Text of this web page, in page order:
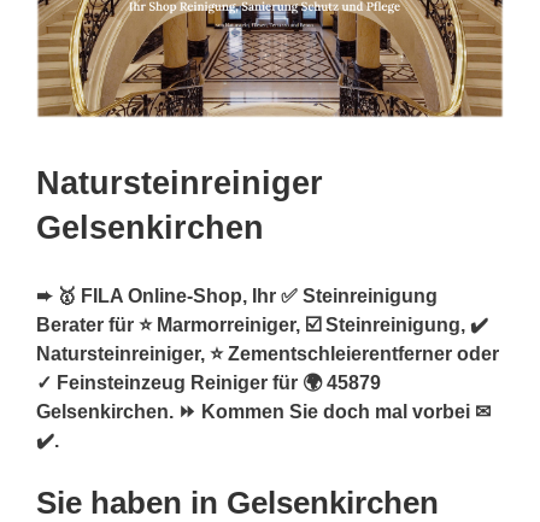
Natursteinreiniger
Gelsenkirchen
➨ 🥇 FILA Online-Shop, Ihr ✅ Steinreinigung
Berater für ⭐ Marmorreiniger, ☑️ Steinreinigung, ✔️
Natursteinreiniger, ⭐ Zementschleierentferner oder
✓ Feinsteinzeug Reiniger für 🌍 45879
Gelsenkirchen. ⏩ Kommen Sie doch mal vorbei ✉
✔️.
Sie haben in Gelsenkirchen